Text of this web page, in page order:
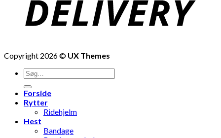
Copyright 2026 © UX Themes
Søg
efter:
Forside
Rytter
Ridehjelm
Hest
Bandage